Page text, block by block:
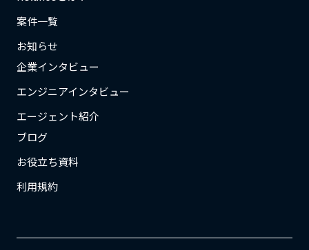
案件一覧
お知らせ
企業インタビュー
エンジニアインタビュー
エージェント紹介
ブログ
お役立ち資料
利用規約